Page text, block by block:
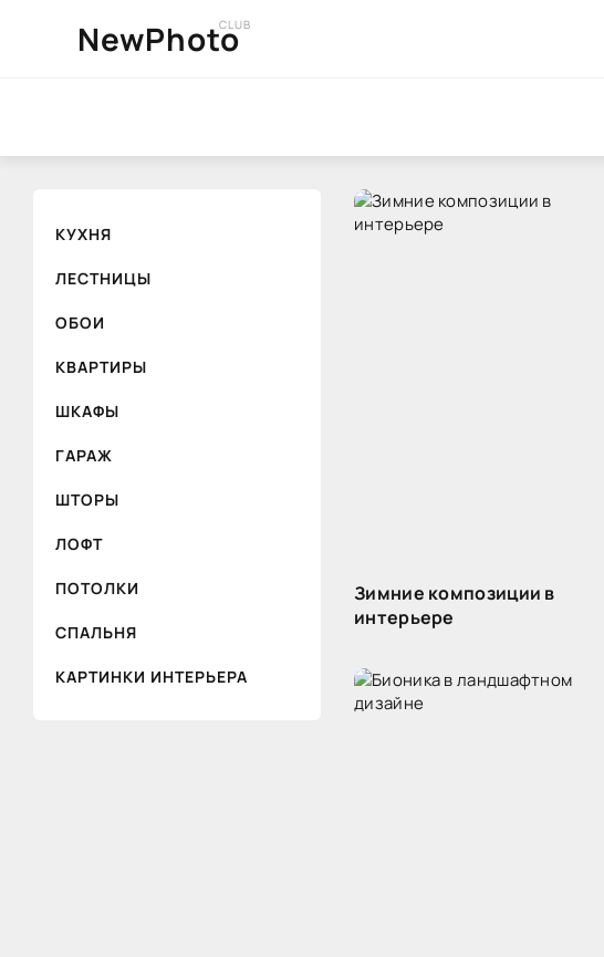
NewPhoto
CLUB
КУХНЯ
ЛЕСТНИЦЫ
ОБОИ
КВАРТИРЫ
ШКАФЫ
ГАРАЖ
ШТОРЫ
ЛОФТ
ПОТОЛКИ
СПАЛЬНЯ
КАРТИНКИ ИНТЕРЬЕРА
Зимние композиции в
интерьере